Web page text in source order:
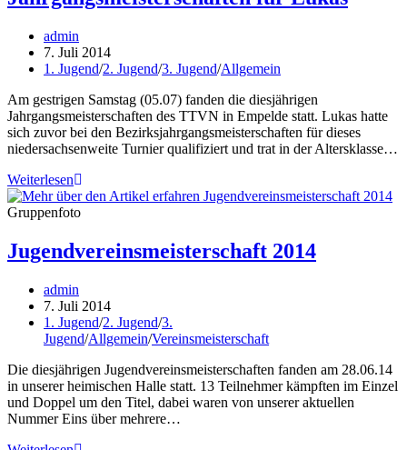
Beitrags-
Autor:
admin
Beitrag
veröffentlicht:
7. Juli 2014
Beitrags-
1. Jugend/2. Jugend/3. Jugend/Allgemein
Am gestrigen Samstag (05.07) fanden die diesjährigen
Jahrgangsmeisterschaften des TTVN in Empelde statt. Lukas hatte
sich zuvor bei den Bezirksjahrgangsmeisterschaften für dieses
niedersachsenweite Turnier qualifiziert und trat in der Altersklasse…
WeiterlesenErfolg
bei
den
Jahrgangsmeisterschaften
für
Gruppenfoto
Jugendvereinsmeisterschaft 2014
Beitrags-
Autor:
admin
Beitrag
veröffentlicht:
7. Juli 2014
Beitrags-
Kategorie:
1. Jugend/2. Jugend/3.
Jugend/Allgemein/Vereinsmeisterschaft
Die diesjährigen Jugendvereinsmeisterschaften fanden am 28.06.14
in unserer heimischen Halle statt. 13 Teilnehmer kämpften im Einzel
und Doppel um den Titel, dabei waren von unserer aktuellen
Nummer Eins über mehrere…